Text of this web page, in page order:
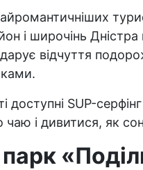
і широчінь
відчуття
доступні SUP-
чаю і дивитися, як